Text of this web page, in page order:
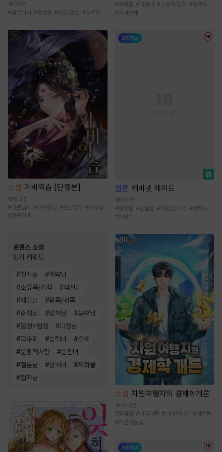
59만
#걸크러시 #동양풍 #전생/환생 #능력녀
소설 기비역습 [단행본]
8.2천
#나쁜남자 #여주중심 #권선징악 #궁정물
#갑을관계
로맨스 소설
인기 키워드
#첫사랑 #계략남
#소유욕/집착 #직진남
#재벌남 #왕족/귀족
#순정남 #상처남 #능력남
#몸정>맘정 #다정남
#고수위 #능력녀 #오해
#운명적사랑 #순진녀
#절륜남 #상처녀 #재회물
#집착남
#재회물 #다정녀 #소유욕/집착 #철벽녀
#사내연애
웹툰 캐비넷 메이드
31.1만
#현대물 #능글공 #학원/캠퍼스 #연하공
#연상수
소설 차원여행자의 경제학개론
10.8만
#통쾌함 #사이다물 #현대판타지 #재벌물
#차원이동물